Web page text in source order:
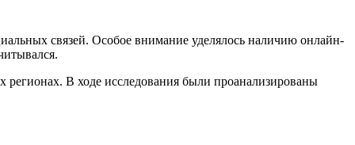
связей. Особое внимание уделялось наличию онлайн-
регионах. В ходе исследования были проанализированы